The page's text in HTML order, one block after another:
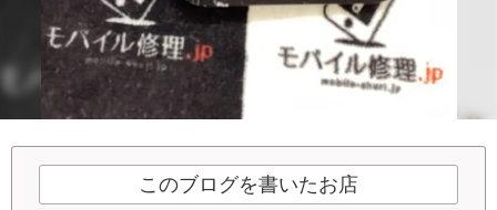
このブログを書いたお店